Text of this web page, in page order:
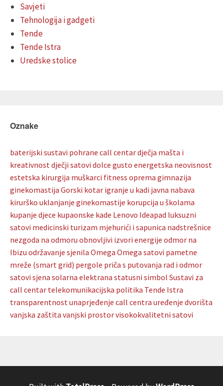
Savjeti
Tehnologija i gadgeti
Tende
Tende Istra
Uredske stolice
Oznake
baterijski sustavi pohrane call centardječja mašta i
kreativnost dječji satovi dolce gusto energetska neovisnost
estetska kirurgija muškarci fitness oprema gimnazija
ginekomastija Gorski kotar igranje u kadi javna nabava
kirurško uklanjanje ginekomastije korupcija u školama
kupanje djece kupaonske kade Lenovo Ideapad luksuzni
satovi medicinski turizam mjehurići i sapunica nadstrešnice
nezgoda na odmoru obnovljivi izvori energije odmor na
Ibizu održavanje sjenila Omega Omega satovi pametne
mreže (smart grid) pergole priča s putovanja rad i odmor
satovi sjena solarna elektrana statusni simbol Sustavi za
call centar telekomunikacijska politika Tende Istra
transparentnost unaprjeđenje call centra uređenje dvorišta
vanjska zaštita vanjski prostorvisokokvalitetni satovi